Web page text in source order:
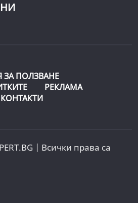
ЗА ПОЛЗВАНЕ
РЕКЛАМА
КОНТАКТИ
| Всички права са